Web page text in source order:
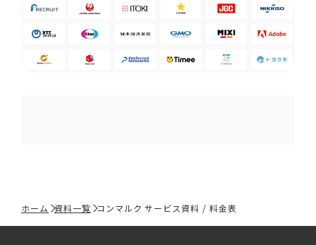
ホーム 資料一覧 コンマルク サービス資料 / 料金表